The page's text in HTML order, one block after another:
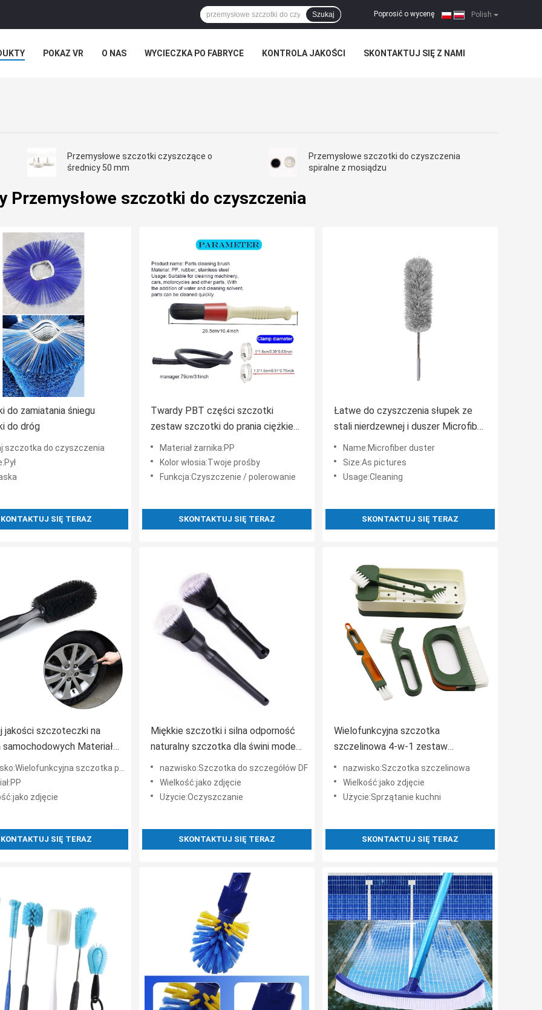
Polish
Poprosić o wycenę |
Szukaj
POKAZ VR O NAS WYCIECZKA PO FABRYCE KONTROLA JAKOŚCI SKONTAKTUJ SIĘ Z NAMI
Przemysłowe szczotki czyszczące o
średnicy 50 mm
Przemysłowe szczotki do czyszczenia
spiralne z mosiądzu
Przemysłowe szczotki do czyszczenia
do zamiatania śniegu
do dróg
do czyszczenia
SIĘ TERAZ
Twardy PBT części szczotki
zestaw szczotki do prania ciężkie
plamy olejowe czyszczenie
szczotka z węzłem
Materiał żarnika:PP
Kolor włosia:Twoje prośby
Funkcja:Czyszczenie / polerowanie
SKONTAKTUJ SIĘ TERAZ
Łatwe do czyszczenia słupek ze
stali nierdzewnej i duszer Microfiber
Dust Duster Elastyczna głowa
szczotki
Name:Microfiber duster
Size:As pictures
Usage:Cleaning
SKONTAKTUJ SIĘ TERAZ
jakości szczoteczki na
samochodowych Materiał
Gorąco sprzedawane
na kółkach
szczotka piasty
zdjęcie
SIĘ TERAZ
Miękkie szczotki i silna odporność
naturalny szczotka dla świni model
DF Szczotka do czyszczenia
wnętrza samochodu
nazwisko:Szczotka do szczegółów DF
Wielkość:jako zdjęcie
Użycie:Oczyszczanie
SKONTAKTUJ SIĘ TERAZ
Wielofunkcyjna szczotka
szczelinowa 4-w-1 zestaw
szczotka szczelinowa do
czyszczenia kuchni
nazwisko:Szczotka szczelinowa
Wielkość:jako zdjęcie
Użycie:Sprzątanie kuchni
SKONTAKTUJ SIĘ TERAZ